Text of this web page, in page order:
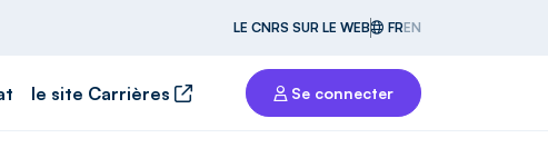
LE CNRS SUR LE WEB FREN
le site Carrières Se connecter